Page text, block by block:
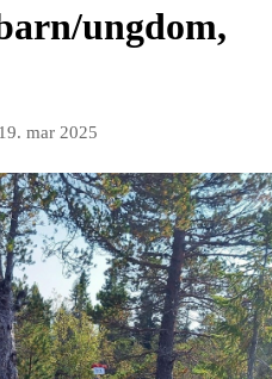
ungdom,
19. mar 2025